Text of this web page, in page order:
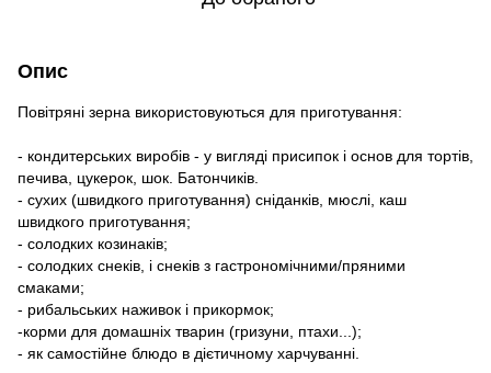
Опис
Повітряні зерна використовуються для приготування:
- кондитерських виробів - у вигляді присипок і основ для тортів,
печива, цукерок, шок. Батончиків.
- сухих (швидкого приготування) сніданків, мюслі, каш
швидкого приготування;
- солодких козинаків;
- солодких снеків, і снеків з гастрономічними/пряними
смаками;
- рибальських наживок і прикормок;
-корми для домашніх тварин (гризуни, птахи...);
- як самостійне блюдо в дієтичному харчуванні.